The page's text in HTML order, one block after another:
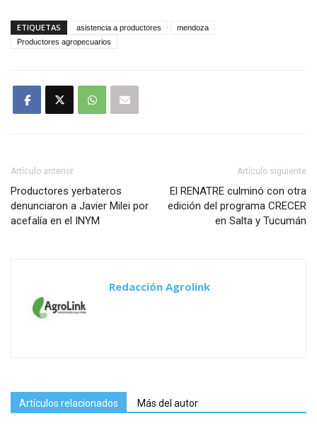
ETIQUETAS asistencia a productores
mendoza
Productores agropecuarios
Artículo anterior
Productores yerbateros
denunciaron a Javier Milei por
acefalía en el INYM
Artículo siguiente
El RENATRE culminó con otra
edición del programa CRECER
en Salta y Tucumán
Redacción Agrolink
Artículos relacionados Más del autor